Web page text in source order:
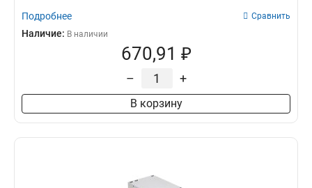
Подробнее Сравнить
Наличие: В наличии
670,91 ₽
– +
В корзину